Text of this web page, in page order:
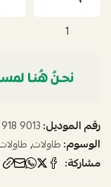
1
رقم الموديل:9013 CODE 918
الوسوم:طاولات,
مشاركة: